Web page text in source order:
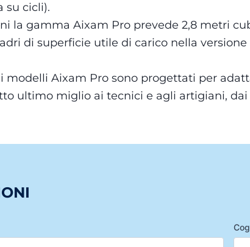
su cicli).
la gamma Aixam Pro prevede 2,8 metri
di superficie utile di carico nella
modelli Aixam Pro sono progettati per
ultimo miglio ai tecnici e agli artigiani,